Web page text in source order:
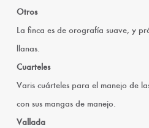
Otros
La finca es de orografía suave, y
llanas.
Cuarteles
Varis cuárteles para el manejo de
con sus mangas de manejo.
Vallada